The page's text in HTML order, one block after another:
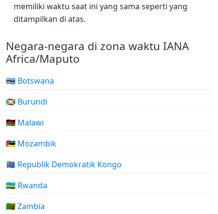
memiliki waktu saat ini yang sama seperti yang
ditampilkan di atas.
Negara-negara di zona waktu IANA
Africa/Maputo
🇧🇼 Botswana
🇧🇮 Burundi
🇲🇼 Malawi
🇲🇿 Mozambik
🇨🇩 Republik Demokratik Kongo
🇷🇼 Rwanda
🇿🇲 Zambia